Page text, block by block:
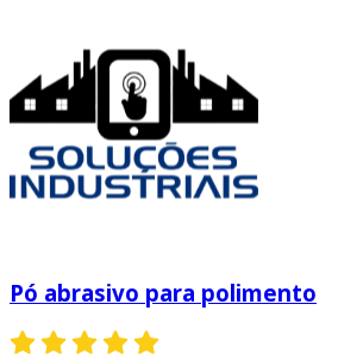
Pó abrasivo para polimento